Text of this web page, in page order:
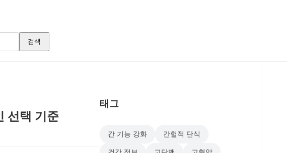
검색
선택 기준
태그
간 기능 강화 간헐적 단식